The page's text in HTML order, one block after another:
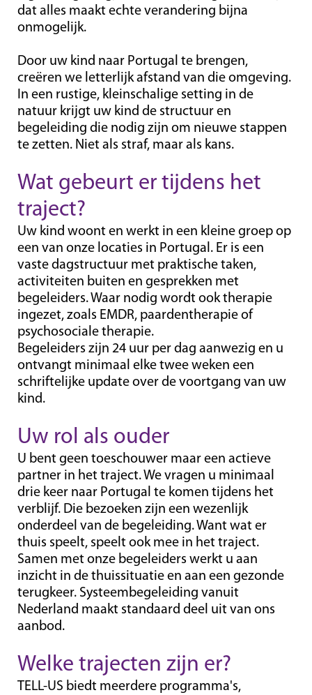
dat alles maakt echte verandering bijna
onmogelijk.
Door uw kind naar Portugal te brengen,
creëren we letterlijk afstand van die omgeving.
In een rustige, kleinschalige setting in de
natuur krijgt uw kind de structuur en
begeleiding die nodig zijn om nieuwe stappen
te zetten. Niet als straf, maar als kans.
Wat gebeurt er tijdens het
traject?
Uw kind woont en werkt in een kleine groep op
een van onze locaties in Portugal. Er is een
vaste dagstructuur met praktische taken,
activiteiten buiten en gesprekken met
begeleiders. Waar nodig wordt ook therapie
ingezet, zoals EMDR, paardentherapie of
psychosociale therapie.
Begeleiders zijn 24 uur per dag aanwezig en u
ontvangt minimaal elke twee weken een
schriftelijke update over de voortgang van uw
kind.
Uw rol als ouder
U bent geen toeschouwer maar een actieve
partner in het traject. We vragen u minimaal
drie keer naar Portugal te komen tijdens het
verblijf. Die bezoeken zijn een wezenlijk
onderdeel van de begeleiding. Want wat er
thuis speelt, speelt ook mee in het traject.
Samen met onze begeleiders werkt u aan
inzicht in de thuissituatie en aan een gezonde
terugkeer. Systeembegeleiding vanuit
Nederland maakt standaard deel uit van ons
aanbod.
Welke trajecten zijn er?
TELL-US biedt meerdere programma's,
Wie zijn TELL-US?
Wat is er mogelijk?
Onze behandelaars
Onze gastgezinnen